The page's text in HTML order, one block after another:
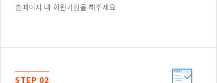
홈페이지 내 회원가입을 해주세요
STEP 02